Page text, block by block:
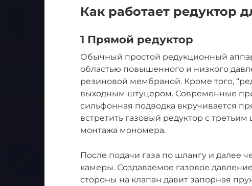
Как работает редуктор
1 Прямой редуктор
Обычный простой редукционный
областью повышенного и низкого
резиновой мембраной. Кроме того,
выходным штуцером. Современные
сильфонная подводка вкручивается
встретить газовый редуктор с
монтажа мономера.
После подачи газа по шлангу и далее
камеры. Создаваемое газовое
стороны на клапан давит запорная